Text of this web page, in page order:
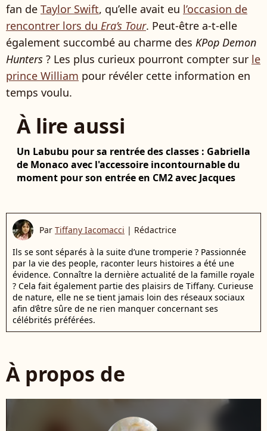
fan de Taylor Swift, qu’elle avait eu l’occasion de
rencontrer lors du Era’s Tour. Peut-être a-t-elle
également succombé au charme des KPop Demon
Hunters ? Les plus curieux pourront compter sur le
prince William pour révéler cette information en
temps voulu.
À lire aussi
Un Labubu pour sa rentrée des classes : Gabriella
de Monaco avec l'accessoire incontournable du
moment pour son entrée en CM2 avec Jacques
Par Tiffany Iacomacci | Rédactrice
Ils se sont séparés à la suite d’une tromperie ? Passionnée
par la vie des people, raconter leurs histoires a été une
évidence. Connaître la dernière actualité de la famille royale
? Cela fait également partie des plaisirs de Tiffany. Curieuse
de nature, elle ne se tient jamais loin des réseaux sociaux
afin d’être sûre de ne rien manquer concernant ses
célébrités préférées.
À propos de